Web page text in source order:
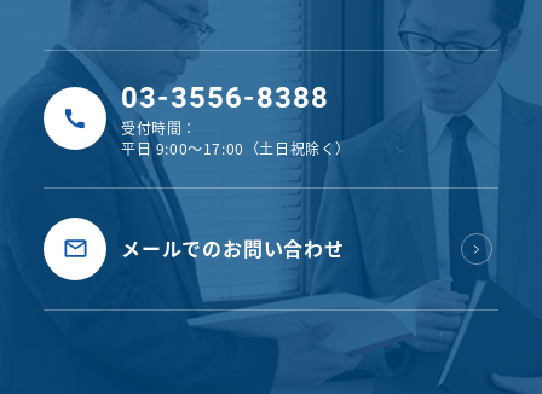
03-3556-8388
受付時間：
平日 9:00〜17:00（土日祝除く）
メールでのお問い合わせ